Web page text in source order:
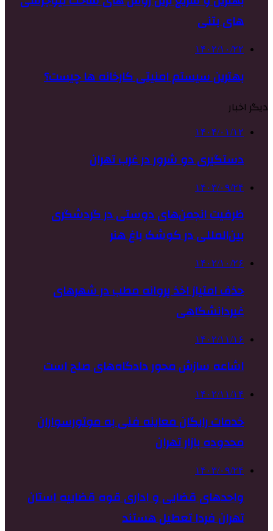
های بتنی
۱۴۰۲/۱۰/۲۲
بهترین سیستم امنیتی کارخانه ها چیست؟
دیگر اخبار
۱۴۰۴/۰۱/۱۲
دستگیری دو شرور در غرب تهران
۱۴۰۳/۰۹/۲۴
ظرفیت‌ انجمن‌های دوستی در گردشگری
بین‌المللی در کوشک باغ هنر
۱۴۰۲/۱۰/۲۶
حذف امتیاز اخذ پروانه مطب در شهرهای
غیردانشگاهی
۱۴۰۲/۱۱/۱۶
اشاعه سازش محور دادگاه‌های صلح است
۱۴۰۲/۱۱/۱۴
خدمات رایگان معاینه فنی به موتورسواران
محدوده بازار تهران
۱۴۰۳/۰۹/۲۴
واحدهای قضایی و اداری قوه قضاییه استان
تهران فردا تعطیل هستند